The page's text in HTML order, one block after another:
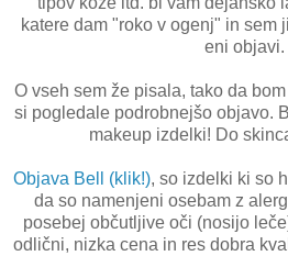
katere dam "roko v ogenj" in sem
eni objavi.
O vseh sem že pisala, tako da
si pogledale podrobnejšo objavo.
makeup izdelki! Do
Objava Bell (klik!), so izdelki ki so
da so namenjeni osebam z
posebej občutljive oči (nosijo
odlični, nizka cena in res dobra